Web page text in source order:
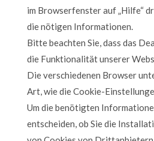
im Browserfenster auf „Hilfe“
die nötigen Informationen.
Bitte beachten Sie, dass das
die Funktionalität unserer
Die verschiedenen Browser
Art, wie die Cookie-
Um die benötigten
entscheiden, ob Sie die